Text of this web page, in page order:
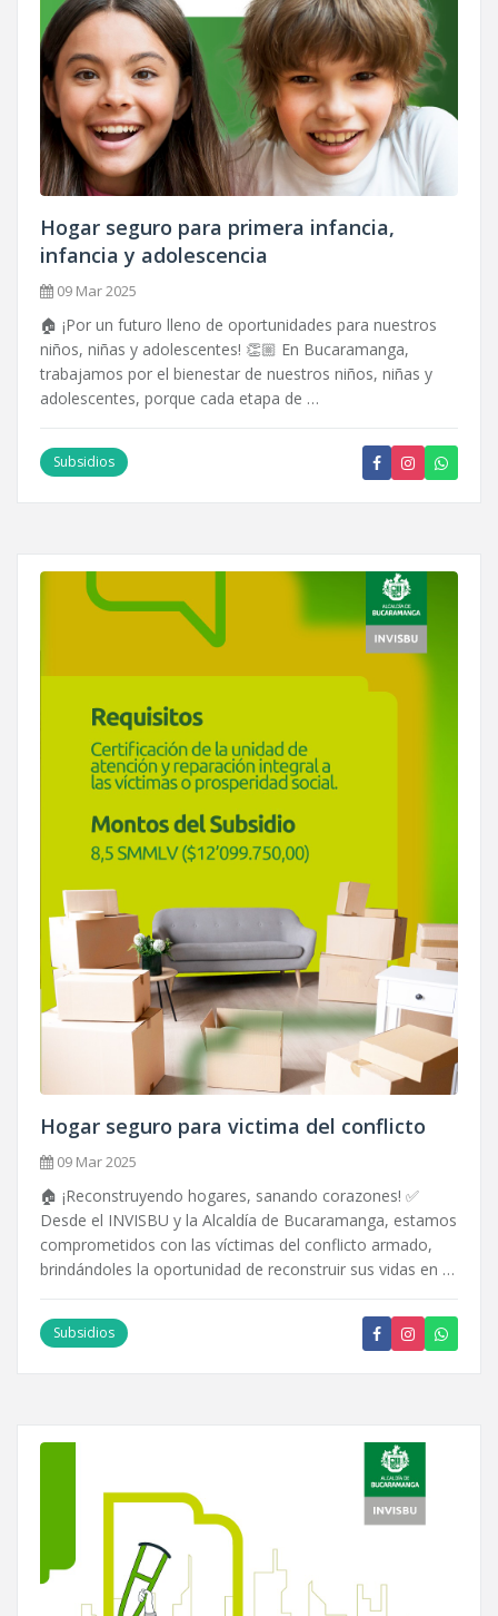
Hogar seguro para primera infancia,
infancia y adolescencia
09 Mar 2025
🏠 ¡Por un futuro lleno de oportunidades para nuestros
niños, niñas y adolescentes! 👏🏼 En Bucaramanga,
trabajamos por el bienestar de nuestros niños, niñas y
adolescentes, porque cada etapa de …
Subsidios
Hogar seguro para victima del conflicto
09 Mar 2025
🏠 ¡Reconstruyendo hogares, sanando corazones! ✅
Desde el INVISBU y la Alcaldía de Bucaramanga, estamos
comprometidos con las víctimas del conflicto armado,
brindándoles la oportunidad de reconstruir sus vidas en …
Subsidios